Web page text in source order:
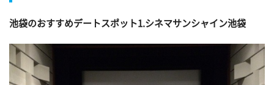
池袋のおすすめデートスポット1.シネマサンシャイン池袋